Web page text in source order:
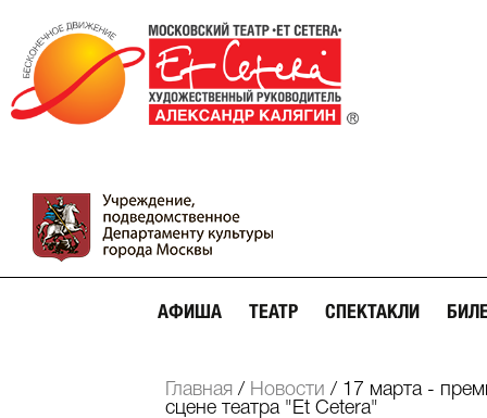
АФИША ТЕАТР СПЕКТАКЛИ
Главная / Новости / 17 марта -
сцене театра "Et Cetera"